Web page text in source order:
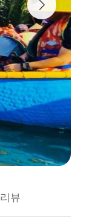
리뷰